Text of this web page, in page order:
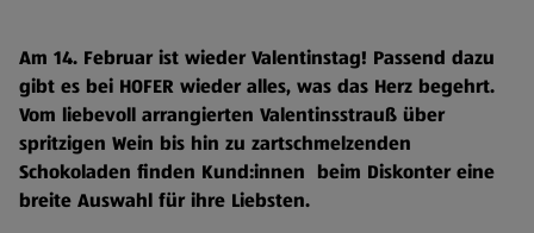
Am 14. Februar ist wieder Valentinstag! Passend dazu
gibt es bei HOFER wieder alles, was das Herz begehrt.
Vom liebevoll arrangierten Valentinsstrauß über
spritzigen Wein bis hin zu zartschmelzenden
Schokoladen finden Kund:innen beim Diskonter eine
breite Auswahl für ihre Liebsten.